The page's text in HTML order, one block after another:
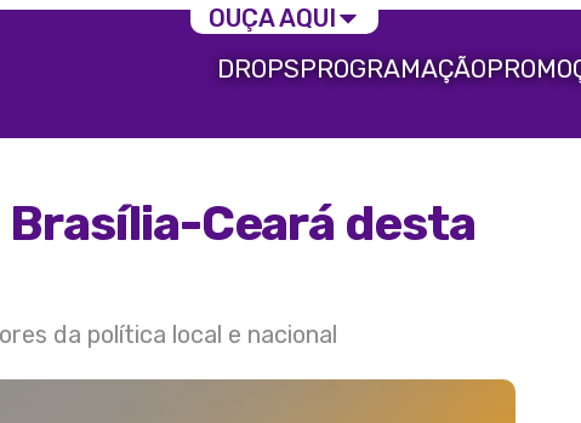
DROPSPROGRAMAÇÃO
Brasília-Ceará desta
da política local e nacional
OUÇA AQUI